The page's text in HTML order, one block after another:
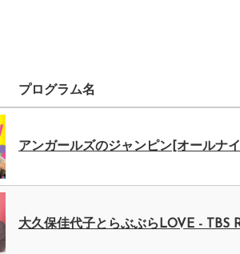
プログラム名
アンガールズのジャンピン[オールナ
大久保佳代子とらぶぶらLOVE - TBS